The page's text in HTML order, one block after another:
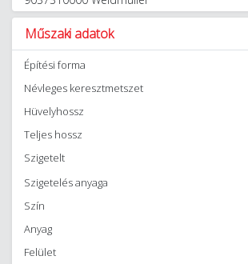
Műszaki adatok
Építési forma
Névleges keresztmetszet
Hüvelyhossz
Teljes hossz
Szigetelt
Szigetelés anyaga
Szín
Anyag
Felület